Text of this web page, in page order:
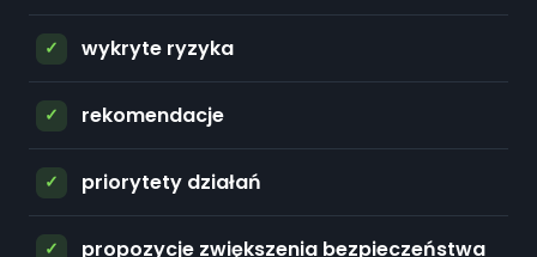
wykryte ryzyka
rekomendacje
priorytety działań
propozycje zwiększenia bezpieczeństwa